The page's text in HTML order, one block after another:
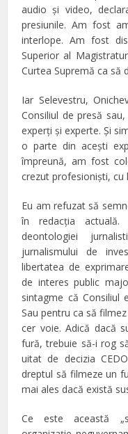
audio şi video,
presiunile. Am fost
interlope. Am fost
Superior al
Curtea Supremă ca să
Iar Selevestru,
Consiliul de presă
experţi şi experte. Şi
o parte din aceşti
împreună, am fost
crezut profesionişti, cu
Eu am refuzat să
în redacţia
deontologiei
jurnalismului de
libertatea de
de interes public
sintagme că Consiliul
Sau pentru ca să
cer voie. Adică dacă
fură, trebuie să-i rog
uitat de decizia
dreptul să filmeze un
mai ales dacă există
Ce este această